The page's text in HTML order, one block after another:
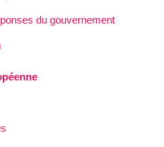
du gouvernement